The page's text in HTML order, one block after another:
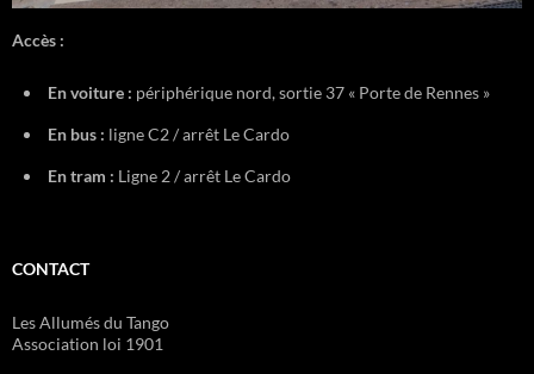
Accès :
En voiture : périphérique nord, sortie 37 « Porte de Rennes »
En bus : ligne C2 / arrêt Le Cardo
En tram : Ligne 2 / arrêt Le Cardo
CONTACT
Les Allumés du Tango
Association loi 1901